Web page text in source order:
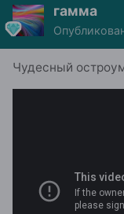
гамма
Чудесный